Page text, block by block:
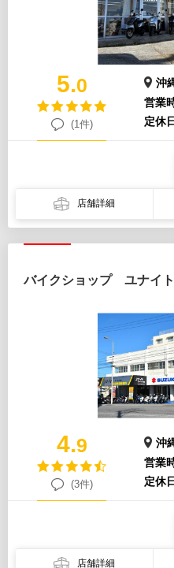
5.0
(1件)
沖
営業
定休日
店舗詳細
バイクショップ ユナイト
4.9
(3件)
沖
営業
定休日
店舗詳細